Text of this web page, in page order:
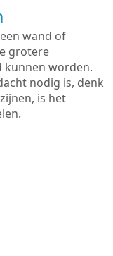
wand of
grotere
kunnen worden.
nodig is, denk
is het